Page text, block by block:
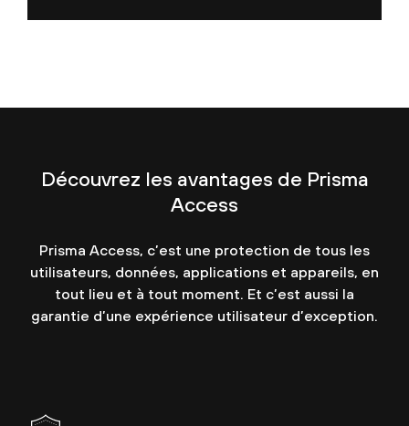
Découvrez les avantages de Prisma
Access
Prisma Access, c’est une protection de tous les
utilisateurs, données, applications et appareils, en
tout lieu et à tout moment. Et c’est aussi la
garantie d’une expérience utilisateur d’exception.